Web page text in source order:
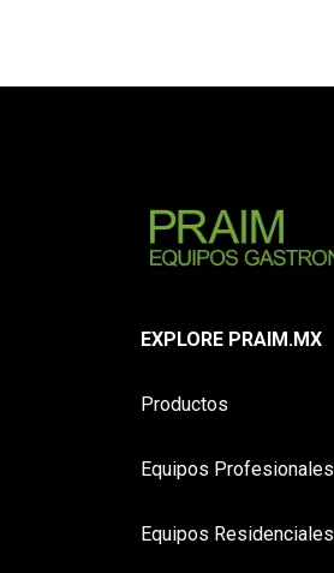
EXPLORE PRAIM.MX
Productos
Equipos Profesionales
Equipos Residenciales